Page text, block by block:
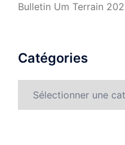
Bulletin Um Terrain
Catégories